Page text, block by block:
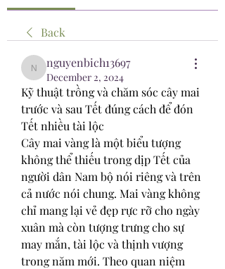
Back
nguyenbich13697
nguyenbich13697
December 2, 2024
Kỹ thuật trồng và chăm sóc cây mai
trước và sau Tết đúng cách để đón
Tết nhiều tài lộc
Cây mai vàng là một biểu tượng
không thể thiếu trong dịp Tết của
người dân Nam bộ nói riêng và trên
cả nước nói chung. Mai vàng không
chỉ mang lại vẻ đẹp rực rỡ cho ngày
xuân mà còn tượng trưng cho sự
may mắn, tài lộc và thịnh vượng
trong năm mới. Theo quan niệm